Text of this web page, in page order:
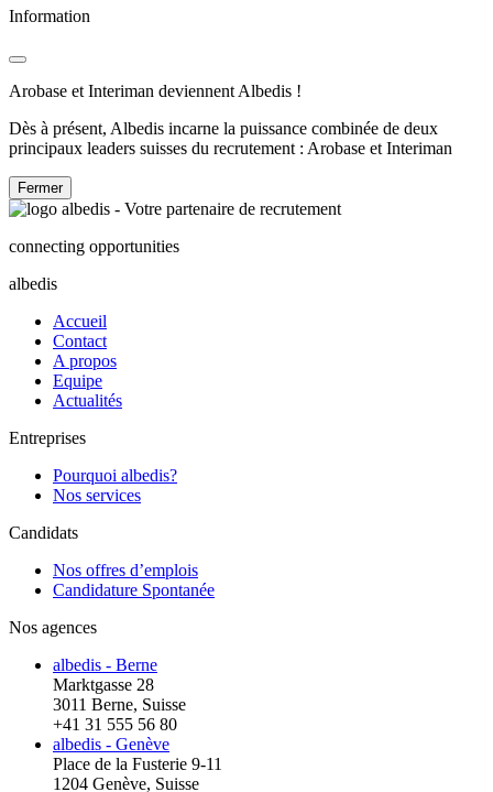
Information
Arobase et Interiman deviennent Albedis !
Dès à présent, Albedis incarne la puissance combinée de deux
principaux leaders suisses du recrutement : Arobase et Interiman
Fermer
connecting opportunities
albedis
Accueil
Contact
A propos
Equipe
Actualités
Entreprises
Pourquoi albedis?
Nos services
Candidats
Nos offres d’emplois
Candidature Spontanée
Nos agences
albedis - Berne
Marktgasse 28
3011 Berne, Suisse
+41 31 555 56 80
albedis - Genève
Place de la Fusterie 9-11
1204 Genève, Suisse